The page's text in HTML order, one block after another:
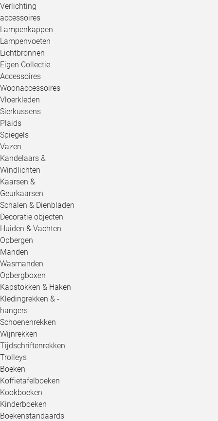
Verlichting
accessoires
Lampenkappen
Lampenvoeten
Lichtbronnen
Eigen Collectie
Accessoires
Woonaccessoires
Vloerkleden
Sierkussens
Plaids
Spiegels
Vazen
Kandelaars &
Windlichten
Kaarsen &
Geurkaarsen
Schalen & Dienbladen
Decoratie objecten
Huiden & Vachten
Opbergen
Manden
Wasmanden
Opbergboxen
Kapstokken & Haken
Kledingrekken & -
hangers
Schoenenrekken
Wijnrekken
Tijdschriftenrekken
Trolleys
Boeken
Koffietafelboeken
Kookboeken
Kinderboeken
Boekenstandaards